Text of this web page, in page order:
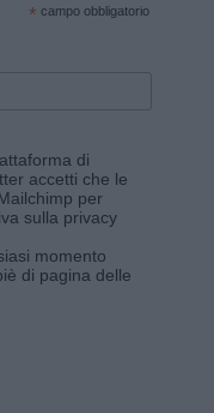
* campo obbligatorio
di
accetti che le
per
sulla privacy
momento
di pagina delle